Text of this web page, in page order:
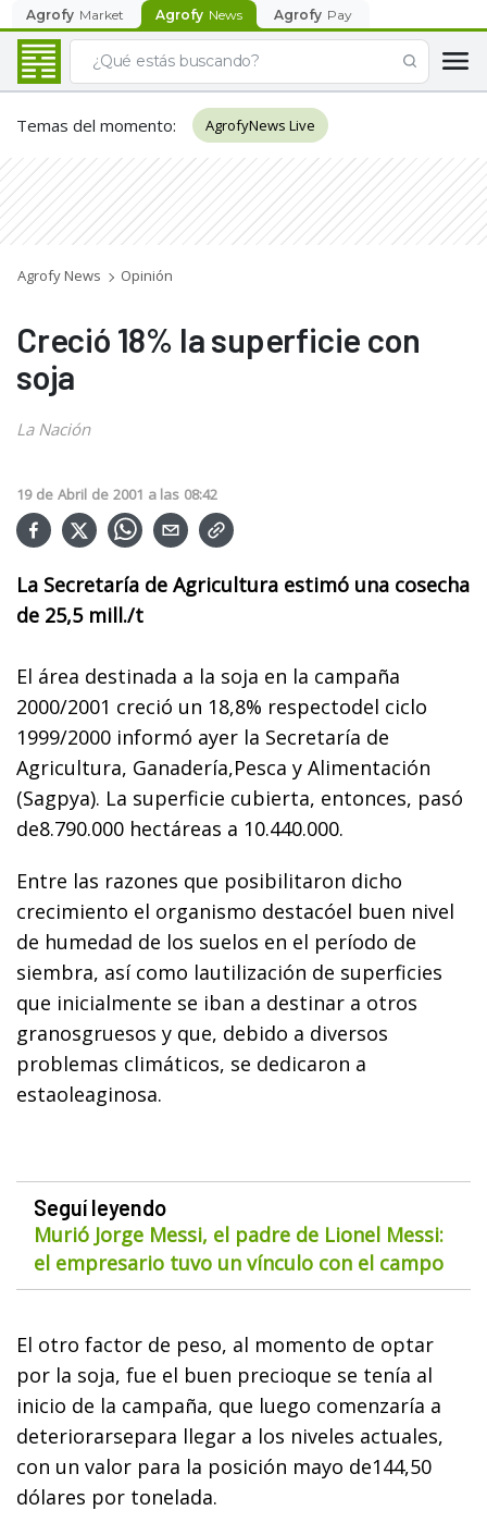
Agrofy Market Agrofy News Agrofy Pay
Temas del momento: AgrofyNews Live
Agrofy News Opinión
Creció 18% la superficie con
soja
La Nación
19 de Abril de 2001 a las 08:42
La Secretaría de Agricultura estimó una cosecha
de 25,5 mill./t
El área destinada a la soja en la campaña
2000/2001 creció un 18,8% respectodel ciclo
1999/2000 informó ayer la Secretaría de
Agricultura, Ganadería,Pesca y Alimentación
(Sagpya). La superficie cubierta, entonces, pasó
de8.790.000 hectáreas a 10.440.000.
Entre las razones que posibilitaron dicho
crecimiento el organismo destacóel buen nivel
de humedad de los suelos en el período de
siembra, así como lautilización de superficies
que inicialmente se iban a destinar a otros
granosgruesos y que, debido a diversos
problemas climáticos, se dedicaron a
estaoleaginosa.
Seguí leyendo
Murió Jorge Messi, el padre de Lionel Messi:
el empresario tuvo un vínculo con el campo
El otro factor de peso, al momento de optar
por la soja, fue el buen precioque se tenía al
inicio de la campaña, que luego comenzaría a
deteriorarsepara llegar a los niveles actuales,
con un valor para la posición mayo de144,50
dólares por tonelada.